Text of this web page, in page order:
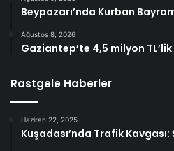
Beypazarı’nda Kurban
Ağustos 8, 2026
Gaziantep’te 4,5 milyon
Rastgele Haberler
Haziran 22, 2025
Kuşadası’nda Trafik